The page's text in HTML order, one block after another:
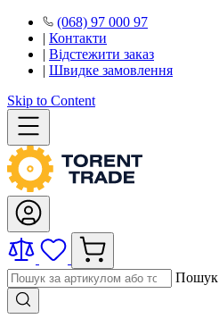
(068) 97 000 97
| Контакти
| Відстежити заказ
| Швидке замовлення
Skip to Content
Пошук